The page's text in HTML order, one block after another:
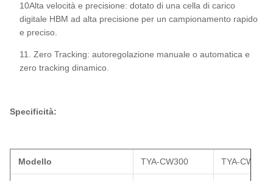
10Alta velocità e precisione: dotato di una cella di carico
digitale HBM ad alta precisione per un campionamento rapido
e preciso.
11. Zero Tracking: autoregolazione manuale o automatica e
zero tracking dinamico.
Specificità:
Modello TYA-CW300 TYA-CW400